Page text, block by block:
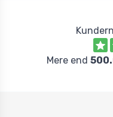
Mere end